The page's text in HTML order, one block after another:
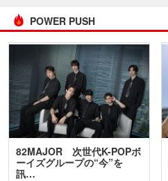
POWER PUSH
82MAJOR 次世代K-POPボ
ーイズグループの“今”を
訊…